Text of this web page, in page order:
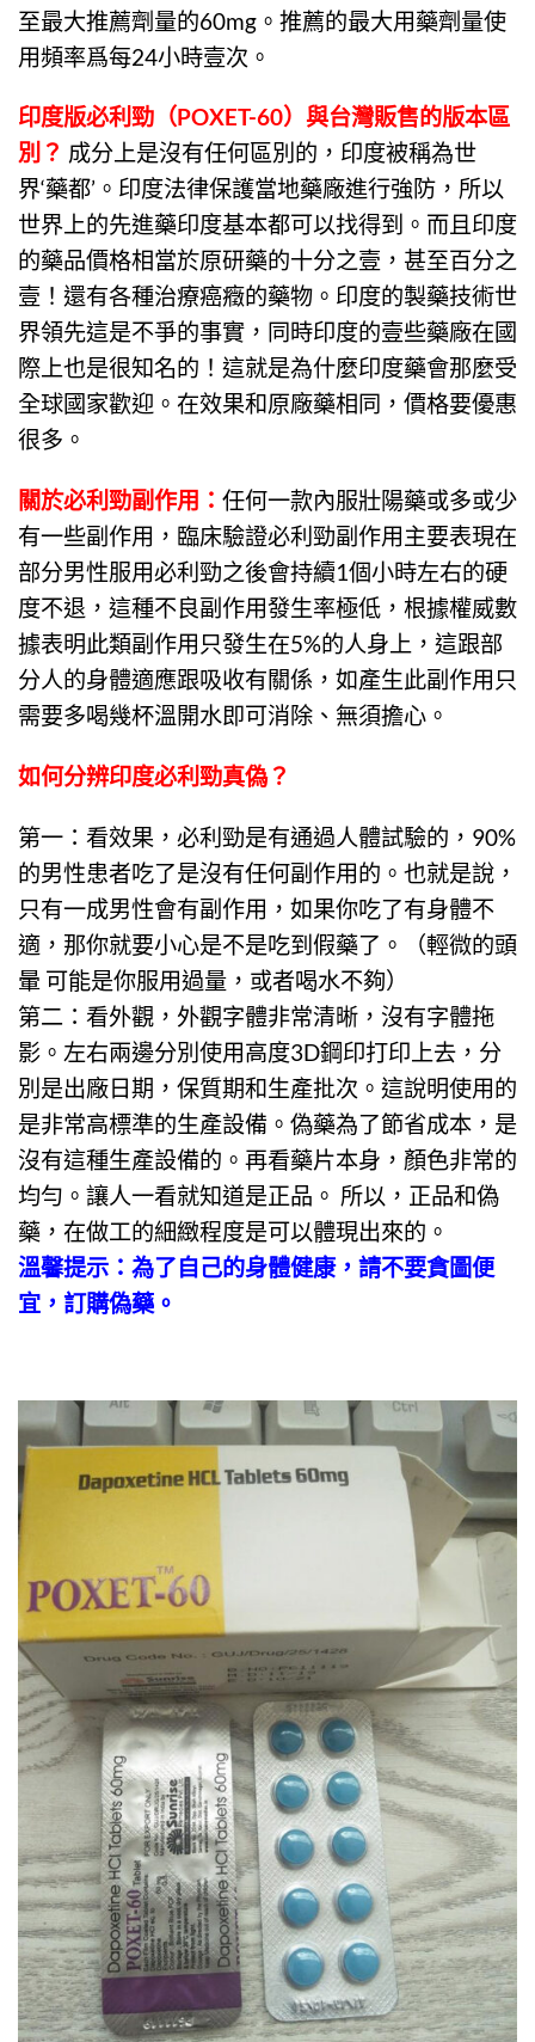
至最大推薦劑量的60mg。推薦的最大用藥劑量使
用頻率爲每24小時壹次。
印度版必利勁 （POXET-60）與台灣販售的版本區
別？ 成分上是沒有任何區別的，印度被稱為世
界‘藥都’。印度法律保護當地藥廠進行強防，所以
世界上的先進藥印度基本都可以找得到。而且印度
的藥品價格相當於原研藥的十分之壹，甚至百分之
壹！還有各種治療癌癥的藥物。印度的製藥技術世
界領先這是不爭的事實，同時印度的壹些藥廠在國
際上也是很知名的！這就是為什麼印度藥會那麼受
全球國家歡迎。在效果和原廠藥相同，價格要優惠
很多。
關於必利勁副作用 ： 任何一款內服壯陽藥或多或少
有一些副作用，臨床驗證必利勁副作用主要表現在
部分男性服用必利勁之後會持續1個小時左右的硬
度不退，這種不良副作用發生率極低，根據權威數
據表明此類副作用只發生在5%的人身上，這跟部
分人的身體適應跟吸收有關係，如產生此副作用只
需要多喝幾杯溫開水即可消除、無須擔心。
如何分辨印度必利勁真偽？
第一：看效果， 必利勁是有通過人體試驗的，90%
的男性患者吃了是沒有任何副作用的。也就是說，
只有一成男性會有副作用，如果你吃了有身體不
適，那你就要小心是不是吃到假藥了。（輕微的頭
暈 可能是你服用過量，或者喝水不夠）
第二：看外觀，外觀字體非常清晰，沒有字體拖
影。左右兩邊分別使用高度3D鋼印打印上去，分
別是出廠日期，保質期和生產批次。這說明使用的
是非常高標準的生產設備。偽藥為了節省成本，是
沒有這種生產設備的。再看藥片本身，顏色非常的
均勻。讓人一看就知道是正品。 所以，正品和偽
藥，在做工的細緻程度是可以體現出來的。
溫馨提示：為了自己的身體健康，請不要貪圖便
宜，訂購偽藥。